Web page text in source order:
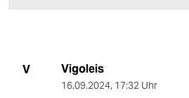
V Vigoleis
16.09.2024, 17:32 Uhr